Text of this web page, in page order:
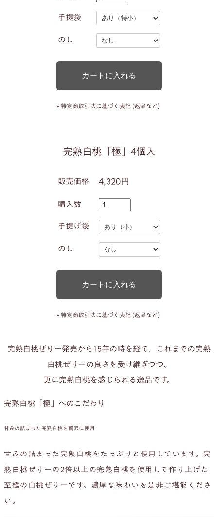
手提袋
のし
» 特定商取引法に基づく表記 (返品など)
完熟白桃「極」4個入
販売価格 4,320円
購入数
手提げ袋
のし
» 特定商取引法に基づく表記 (返品など)
完熟白桃ぜりー発売から15年の時を経て、これまでの完熟
白桃ぜりーの良さを受け継ぎつつ、
更に完熟白桃を感じられる逸品です。
完熟白桃「極」へのこだわり
甘みの詰まった完熟白桃を贅沢に使用
甘みの詰まった完熟白桃をたっぷりと使用しています。完
熟白桃ぜりーの2倍以上の完熟白桃を使用して作り上げた
至極の白桃ぜりーです。濃厚な味わいを是非ご堪能くださ
い。